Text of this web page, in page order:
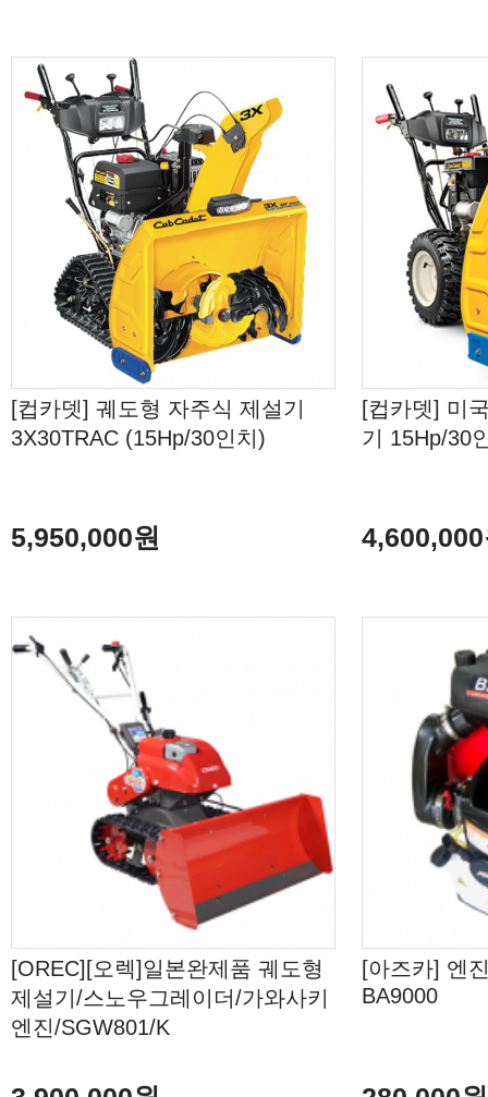
[컵카뎃] 궤도형 자주식 제설기
3X30TRAC (15Hp/30인치)
5,950,000원
[컵카뎃] 미
기 15Hp/30
[OREC][오렉]일본완제품 궤도형
제설기/스노우그레이더/가와사키
엔진/SGW801/K
[아즈카] 엔
BA9000